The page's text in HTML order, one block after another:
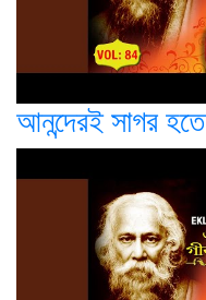
আনন্দেরই সাগর হতে